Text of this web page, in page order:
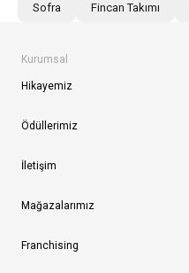
Sofra Fincan Takımı
Kurumsal
Hikayemiz
Ödüllerimiz
İletişim
Mağazalarımız
Franchising